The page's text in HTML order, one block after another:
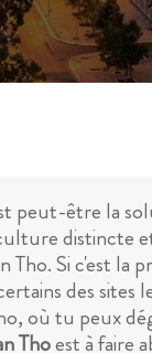
peut-être la
Si c'est
des
où tu peux
Thoest à faire